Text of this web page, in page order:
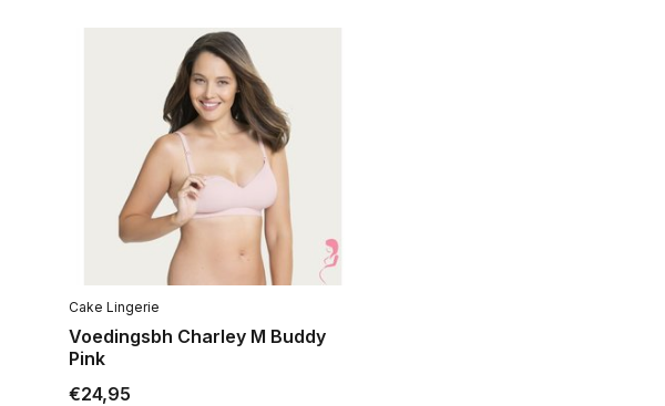
Cake Lingerie
Voedingsbh Charley M Buddy
Pink
€24,95